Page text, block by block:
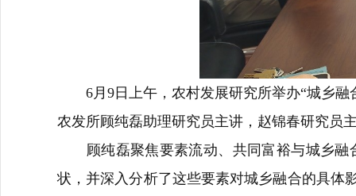
6月9日上午，农村发展研究所举办“城乡融
农发所顾纯磊助理研究员主讲，赵锦春研究员
顾纯磊聚焦要素流动、共同富裕与城乡融
状，并深入分析了这些要素对城乡融合的具体